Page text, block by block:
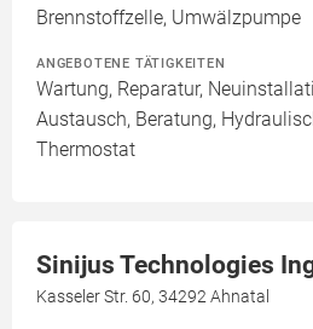
Brennstoffzelle, Umwälzpumpe
ANGEBOTENE TÄTIGKEITEN
Wartung, Reparatur,
Austausch, Beratung,
Thermostat
Sinijus Technologies
Kasseler Str. 60, 34292 Ahnatal